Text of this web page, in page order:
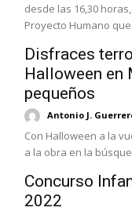
desde las 16,30
Proyecto Humano
Disfraces
Halloween en
pequeños
Antonio J.
Con Halloween a la
a la obra en la
Concurso
2022